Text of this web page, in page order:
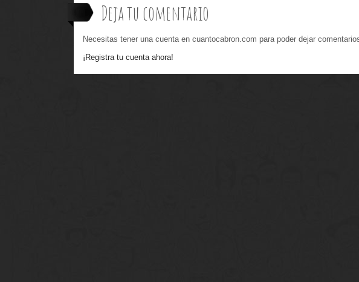
Deja tu comentario
Necesitas tener una cuenta en cuantocabron.com para poder dejar
¡Registra tu cuenta ahora!